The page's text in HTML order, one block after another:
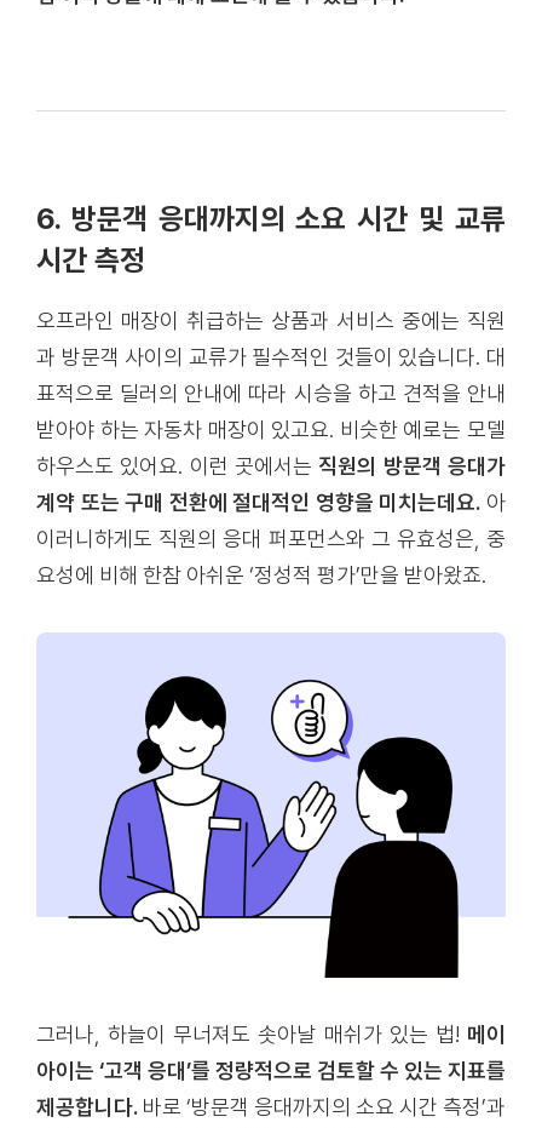
6. 방문객 응대까지의 소요 시간 및 교류
시간 측정
오프라인 매장이 취급하는 상품과 서비스 중에는 직원
과 방문객 사이의 교류가 필수적인 것들이 있습니다. 대
표적으로 딜러의 안내에 따라 시승을 하고 견적을 안내
받아야 하는 자동차 매장이 있고요. 비슷한 예로는 모델
하우스도 있어요. 이런 곳에서는 직원의 방문객 응대가
계약 또는 구매 전환에 절대적인 영향을 미치는데요. 아
이러니하게도 직원의 응대 퍼포먼스와 그 유효성은, 중
요성에 비해 한참 아쉬운 ‘정성적 평가’만을 받아왔죠.
그러나, 하늘이 무너져도 솟아날 매쉬가 있는 법! 메이
아이는 ‘고객 응대’를 정량적으로 검토할 수 있는 지표를
제공합니다. 바로 ‘방문객 응대까지의 소요 시간 측정’과